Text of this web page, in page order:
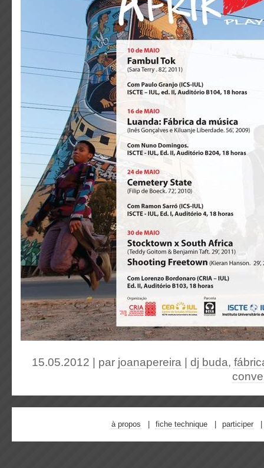
15.05.2012 | par joanapereira dj buda,
à propos fiche technique participer